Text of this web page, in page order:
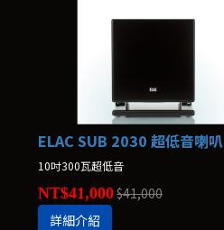
ELAC SUB 2030 超低音喇叭
10吋300瓦超低音
NT$41,000$41,000
詳細介紹